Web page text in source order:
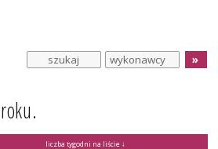
liczba tygodni na liście ↓